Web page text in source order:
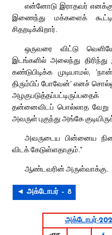
என்னோடு இராதவர் எனக்கு
இணைந்து மக்களைக்
சிதறடிக்கிறார்.
ஒருவரை விட்டு
இடங்களில் அலைந்து
கண்டுபிடிக்க முடியாமல்,
திரும்பிப் போவேன்’ எனச்
தன்னைவிடப் பொல்லாத வேறு
அவருள் புகுந்து அங்கே
அவருடைய பின்னைய
விடக் கேடுள்ளதாகும்.”
ஆண்டவரின் அருள்வாக்கு.
◄ அக்டோபர் – 8
அக்டோபர்-